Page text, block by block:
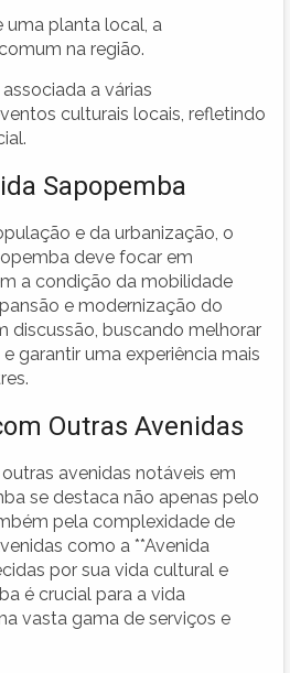
uma planta local, a
na região.
a várias
culturais locais, refletindo
Sapopemba
e da urbanização, o
deve focar em
a condição da mobilidade
e modernização do
discussão, buscando melhorar
garantir uma experiência mais
Outras Avenidas
avenidas notáveis em
se destaca não apenas pelo
pela complexidade de
como a **Avenida
por sua vida cultural e
é crucial para a vida
vasta gama de serviços e